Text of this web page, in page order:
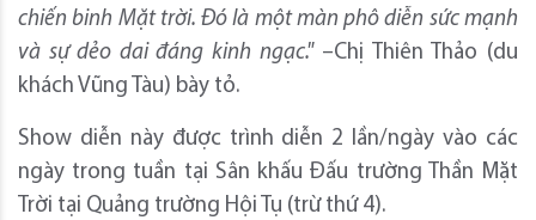
chiến binh Mặt trời. Đó là một màn phô diễn sức mạnh
và sự dẻo dai đáng kinh ngạc."–Chị Thiên Thảo (du
khách Vũng Tàu) bày tỏ.
Show diễn này được trình diễn 2 lần/ngày vào các
ngày trong tuần tại Sân khấu Đấu trường Thần Mặt
Trời tại Quảng trường Hội Tụ (trừ thứ 4).